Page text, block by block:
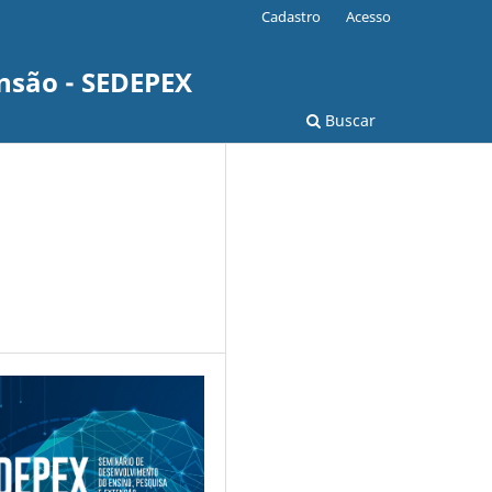
- SEDEPEX
Buscar
Cadastro Acesso